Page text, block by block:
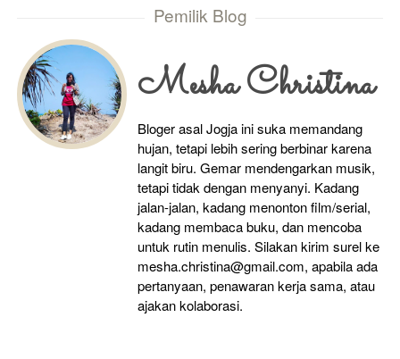
Pemilik Blog
Mesha Christina
Bloger asal Jogja ini suka memandang
hujan, tetapi lebih sering berbinar karena
langit biru. Gemar mendengarkan musik,
tetapi tidak dengan menyanyi. Kadang
jalan-jalan, kadang menonton film/serial,
kadang membaca buku, dan mencoba
untuk rutin menulis. Silakan kirim surel ke
mesha.christina@gmail.com, apabila ada
pertanyaan, penawaran kerja sama, atau
ajakan kolaborasi.